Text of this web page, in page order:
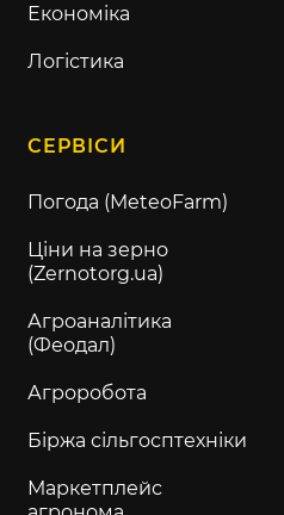
Економіка
Логістика
СЕРВІСИ
Погода (MeteoFarm)
Ціни на зерно
(Zernotorg.ua)
Агроаналітика
(Феодал)
Агроробота
Біржа сільгосптехніки
Маркетплейс